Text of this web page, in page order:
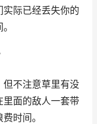
际已经丢失你的
但不注意草里有没
里面的敌人一套带
时间。